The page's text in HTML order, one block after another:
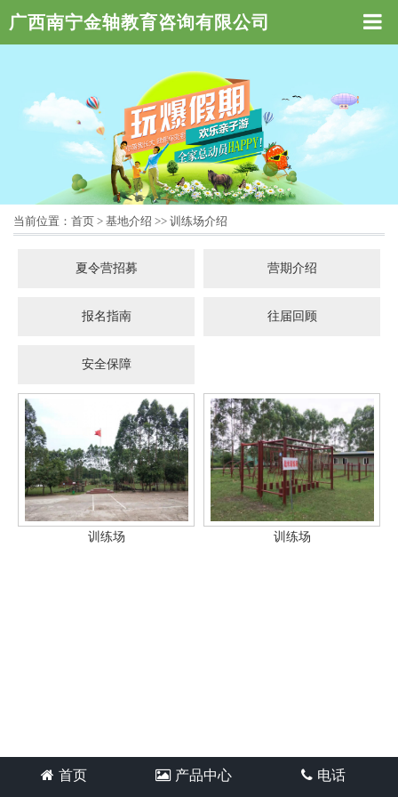
广西南宁金轴教育咨询有限公司
当前位置： 首页 > 基地介绍 >> 训练场介绍
夏令营招募 营期介绍
报名指南 往届回顾
安全保障
训练场 训练场
首页 产品中心 电话